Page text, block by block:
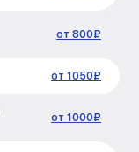
от 800₽
от 1050₽
от 1000₽